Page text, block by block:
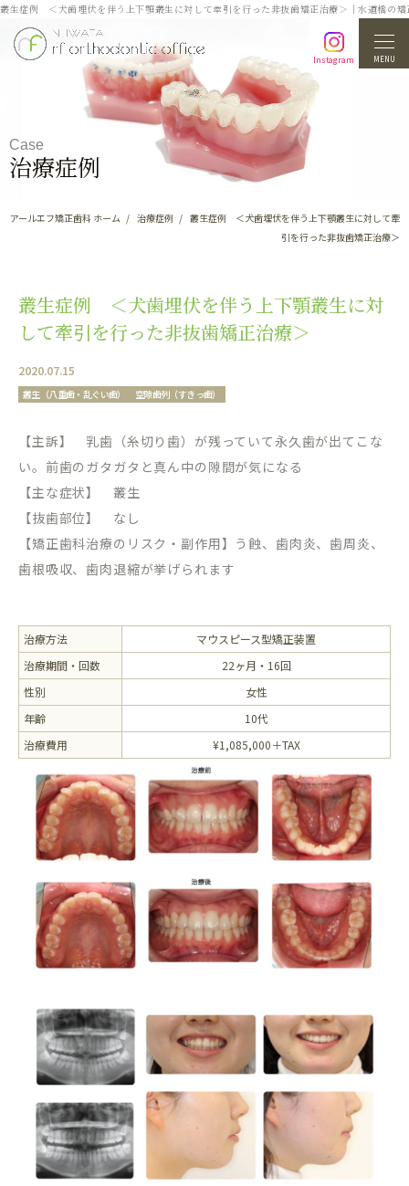
叢生症例 ＜犬歯埋伏を伴う上下顎叢生に対して牽引を行った非抜歯矯正治療＞｜水道橋の
Instagram MENU
Case
治療症例
アールエフ矯正歯科 ホーム 治療症例
叢生症例 ＜犬歯埋伏を伴う上下顎叢生に対して牽
引を行った非抜歯矯正治療＞
叢生症例 ＜犬歯埋伏を伴う上下顎叢生に対
して牽引を行った非抜歯矯正治療＞
2020.07.15
叢生（八重歯・乱ぐい歯） 空隙歯列（すきっ歯）
【主訴】 乳歯（糸切り歯）が残っていて永久歯が出てこな
い。前歯のガタガタと真ん中の隙間が気になる
【主な症状】 叢生
【抜歯部位】 なし
【矯正歯科治療のリスク・副作用】う蝕、歯肉炎、歯周炎、
歯根吸収、歯肉退縮が挙げられます
治療方法
マウスピース型矯正装置
治療期間・回数
22ヶ月・16回
性別
女性
年齢
10代
治療費用
¥1,085,000＋TAX